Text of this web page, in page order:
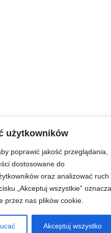
użytkowników
poprawić jakość przeglądania,
dostosowane do
oraz analizować ruch
„Akceptuj wszystkie” oznacza
przez nas plików cookie.
Akceptuj wszystko